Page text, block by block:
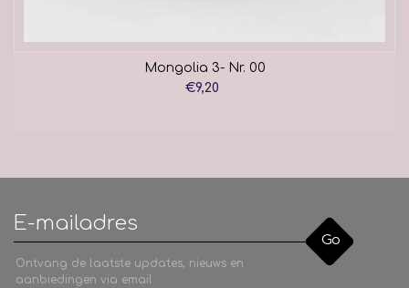
Mongolia 3- Nr. 00
€9,20
Go
Ontvang de laatste updates, nieuws en
aanbiedingen via email